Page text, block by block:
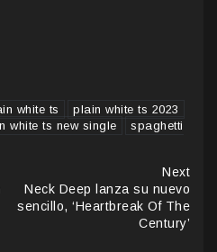
white ts
plain white ts 2023
white ts new single
spaghetti
Next
Neck Deep lanza su nuevo
sencillo, ‘Heartbreak Of The
Century’